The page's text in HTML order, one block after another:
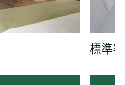
標準